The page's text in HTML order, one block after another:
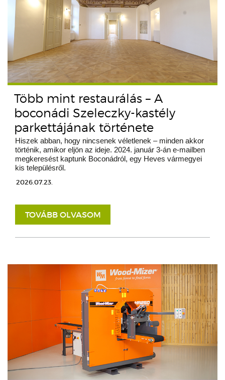
Több mint restaurálás – A
boconádi Szeleczky-kastély
parkettájának története
Hiszek abban, hogy nincsenek véletlenek – minden akkor
történik, amikor eljön az ideje. 2024. január 3-án e-mailben
megkeresést kaptunk Boconádról, egy Heves vármegyei
kis településről.
2026.07.23.
TOVÁBB OLVASOM